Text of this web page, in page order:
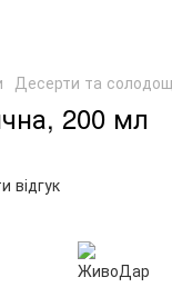
Десерти та
200 мл
відгук